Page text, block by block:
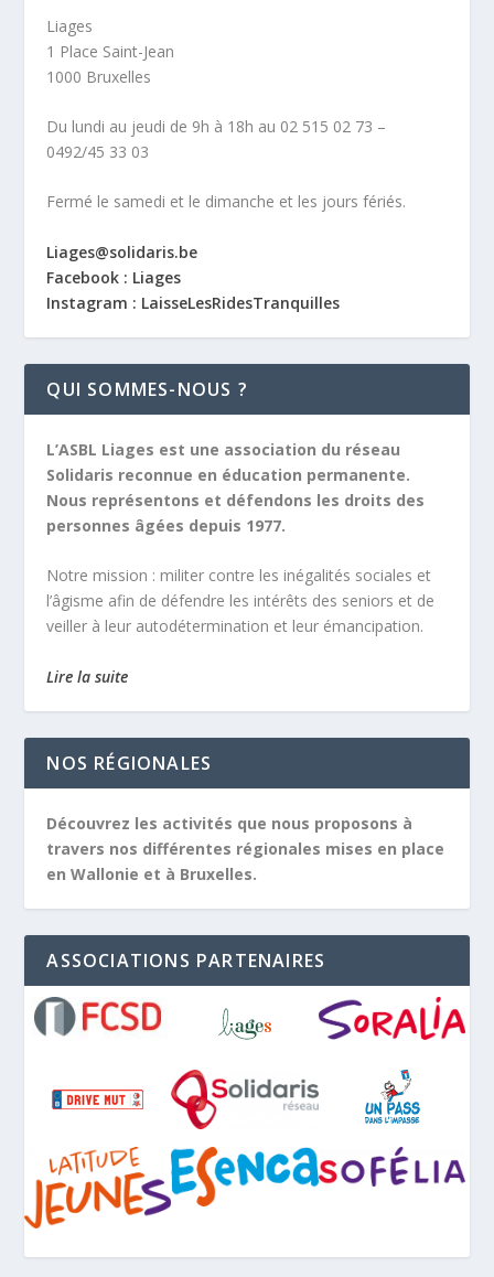
Liages
1 Place Saint-Jean
1000 Bruxelles
Du lundi au jeudi de 9h à 18h au 02 515 02 73 –
0492/45 33 03
Fermé le samedi et le dimanche et les jours fériés.
Liages@solidaris.be
Facebook : Liages
Instagram : LaisseLesRidesTranquilles
QUI SOMMES-NOUS ?
L’ASBL Liages est une association du réseau
Solidaris reconnue en éducation permanente.
Nous représentons et défendons les droits des
personnes âgées depuis 1977.
Notre mission : militer contre les inégalités sociales et
l’âgisme afin de défendre les intérêts des seniors et de
veiller à leur autodétermination et leur émancipation.
Lire la suite
NOS RÉGIONALES
Découvrez les activités que nous proposons à
travers nos différentes régionales mises en place
en Wallonie et à Bruxelles.
ASSOCIATIONS PARTENAIRES